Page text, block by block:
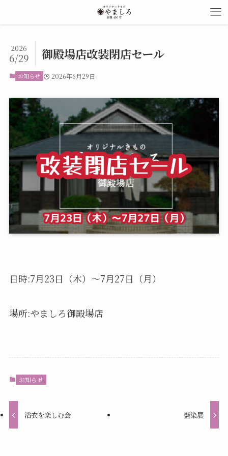
御殿場店改装閉店セール
2026
6/29
お知らせ 2026年6月29日
日時:7月23日（木）〜7月27日（月）
場所:やましろ御殿場店
お知らせ
浴衣を楽しむ会 藍染展